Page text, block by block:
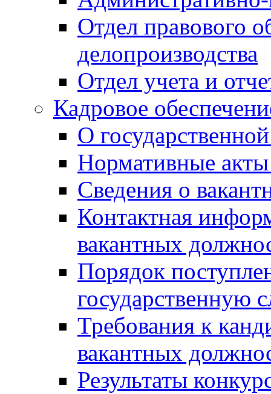
Отдел правового
делопроизводства
Отдел учета и
Кадровое
О
Нормативные акты
Сведения о
Контактная
вакантных
Порядок
государственную
Требования к
вакантных
Результаты